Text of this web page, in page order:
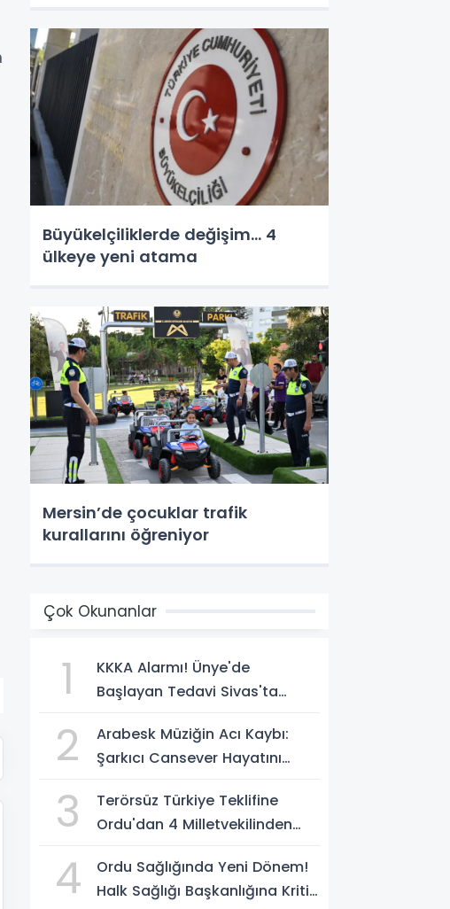
Büyükelçiliklerde değişim... 4
ülkeye yeni atama
Mersin’de çocuklar trafik
kurallarını öğreniyor
Çok Okunanlar
1
KKKA Alarmı! Ünye'de
Başlayan Tedavi Sivas'ta
2
Arabesk Müziğin Acı Kaybı:
Şarkıcı Cansever Hayatını
3
Terörsüz Türkiye Teklifine
Ordu'dan 4 Milletvekilinden
4
Ordu Sağlığında Yeni Dönem!
Halk Sağlığı Başkanlığına Kritik